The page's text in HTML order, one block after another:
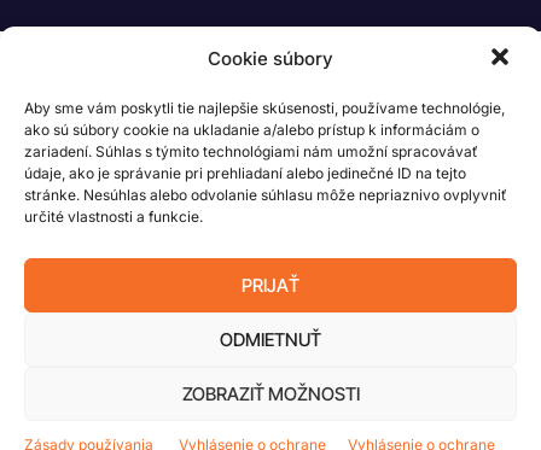
Cookie súbory
Aby sme vám poskytli tie najlepšie skúsenosti, používame technológie,
ako sú súbory cookie na ukladanie a/alebo prístup k informáciám o
zariadení. Súhlas s týmito technológiami nám umožní spracovávať
údaje, ako je správanie pri prehliadaní alebo jedinečné ID na tejto
stránke. Nesúhlas alebo odvolanie súhlasu môže nepriaznivo ovplyvniť
určité vlastnosti a funkcie.
PRIJAŤ
ODMIETNUŤ
ZOBRAZIŤ MOŽNOSTI
Zásady používania Vyhlásenie o ochrane Vyhlásenie o ochrane